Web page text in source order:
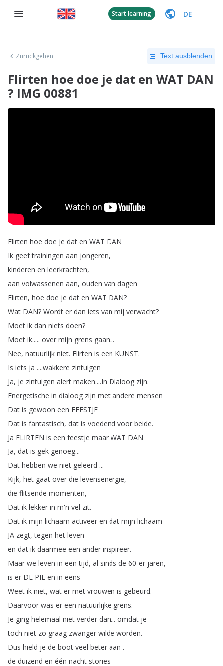
Start learning DE
Zurückgehen Text ausblenden
Flirten hoe doe je dat en WAT DAN
? IMG 00881
Flirten hoe doe je dat en WAT DAN
Ik geef trainingen aan jongeren,
kinderen en leerkrachten,
aan volwassenen aan, ouden van dagen
Flirten, hoe doe je dat en WAT DAN?
Wat DAN? Wordt er dan iets van mij verwacht?
Moet ik dan niets doen?
Moet ik..... over mijn grens gaan...
Nee, natuurlijk niet. Flirten is een KUNST.
Is iets ja ....wakkere zintuigen
Ja, je zintuigen alert maken....In Dialoog zijn.
Energetische in dialoog zijn met andere mensen
Dat is gewoon een FEESTJE
Dat is fantastisch, dat is voedend voor beide.
Ja FLIRTEN is een feestje maar WAT DAN
Ja, dat is gek genoeg...
Dat hebben we niet geleerd ...
Kijk, het gaat over die levensenergie,
die flitsende momenten,
Dat ik lekker in m'n vel zit.
Dat ik mijn lichaam activeer en dat mijn lichaam
JA zegt,tegen het leven
en dat ik daarmee een ander inspireer.
Maar we leven in een tijd, al sinds de 60-er jaren,
is er DE PIL en in eens
Weet ik niet, wat er met vrouwen is gebeurd.
Daarvoor was er een natuurlijke grens.
Je ging helemaal niet verder dan... omdat je
toch niet zo graag zwanger wilde worden.
Dus hield je de boot veel beter aan .
de duizend en één nacht stories